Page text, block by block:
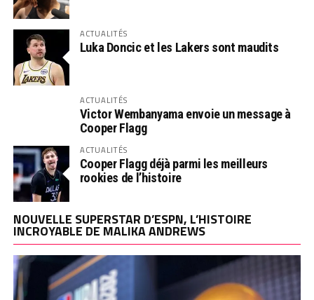
ACTUALITÉS
Luka Doncic et les Lakers sont maudits
ACTUALITÉS
Victor Wembanyama envoie un message à
Cooper Flagg
ACTUALITÉS
Cooper Flagg déjà parmi les meilleurs
rookies de l’histoire
NOUVELLE SUPERSTAR D’ESPN, L’HISTOIRE
INCROYABLE DE MALIKA ANDREWS